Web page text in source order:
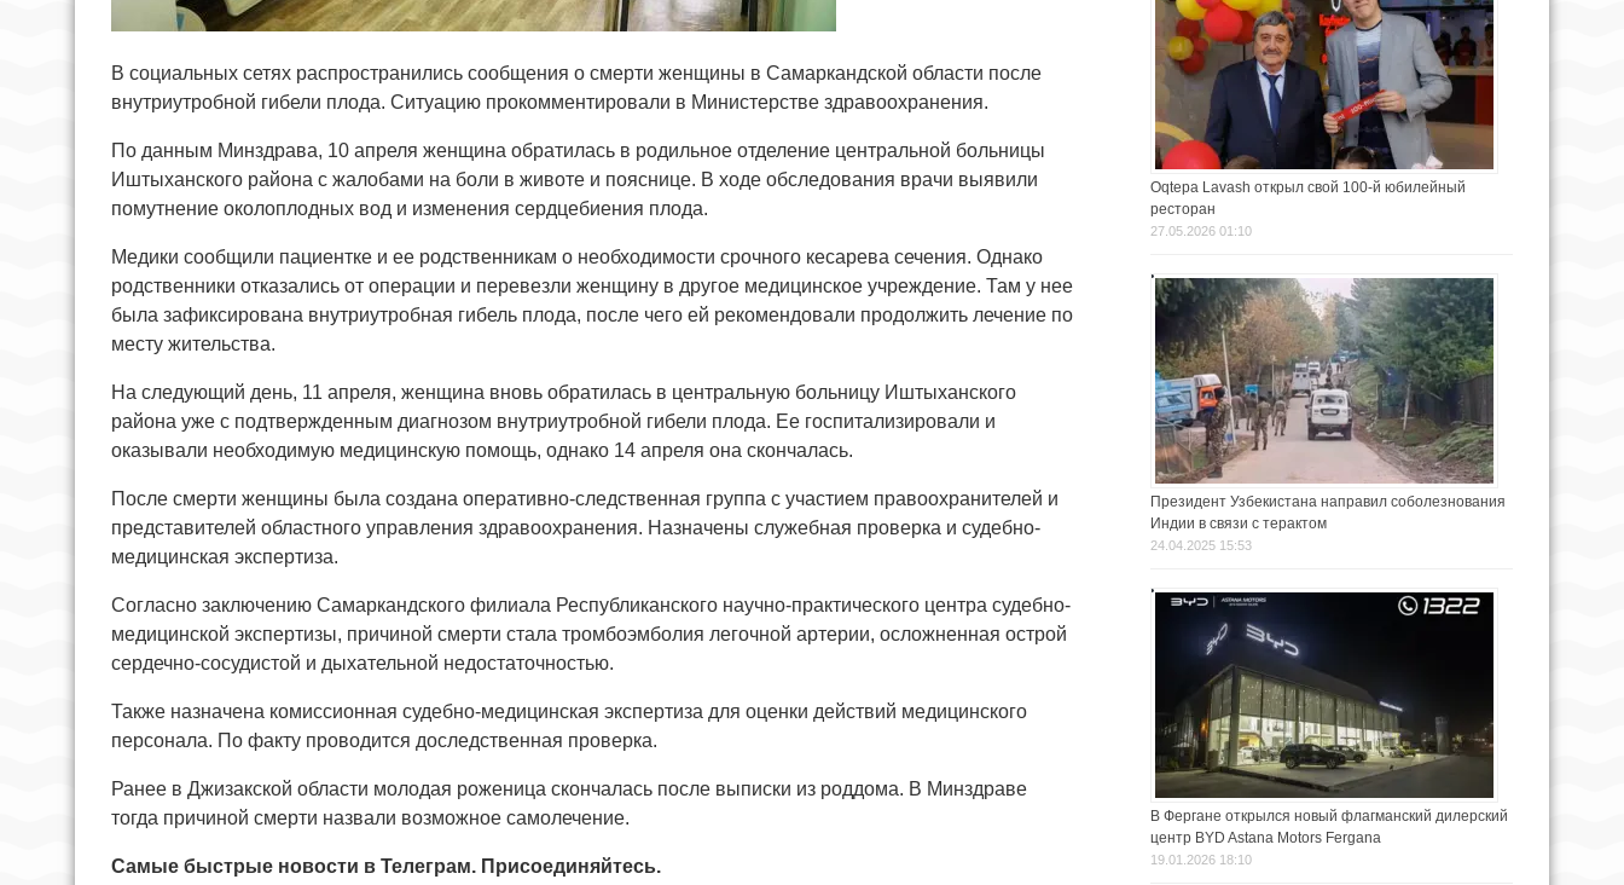
В социальных сетях распространились сообщения о смерти женщины в Самаркандской области после
внутриутробной гибели плода. Ситуацию прокомментировали в Министерстве здравоохранения.
По данным Минздрава, 10 апреля женщина обратилась в родильное отделение центральной больницы
Иштыханского района с жалобами на боли в животе и пояснице. В ходе обследования врачи выявили
помутнение околоплодных вод и изменения сердцебиения плода.
Медики сообщили пациентке и ее родственникам о необходимости срочного кесарева сечения. Однако
родственники отказались от операции и перевезли женщину в другое медицинское учреждение. Там у нее
была зафиксирована внутриутробная гибель плода, после чего ей рекомендовали продолжить лечение по
месту жительства.
На следующий день, 11 апреля, женщина вновь обратилась в центральную больницу Иштыханского
района уже с подтвержденным диагнозом внутриутробной гибели плода. Ее госпитализировали и
оказывали необходимую медицинскую помощь, однако 14 апреля она скончалась.
После смерти женщины была создана оперативно-следственная группа с участием правоохранителей и
представителей областного управления здравоохранения. Назначены служебная проверка и судебно-
медицинская экспертиза.
Согласно заключению Самаркандского филиала Республиканского научно-практического центра судебно-
медицинской экспертизы, причиной смерти стала тромбоэмболия легочной артерии, осложненная острой
сердечно-сосудистой и дыхательной недостаточностью.
Также назначена комиссионная судебно-медицинская экспертиза для оценки действий медицинского
персонала. По факту проводится доследственная проверка.
Ранее в Джизакской области молодая роженица скончалась после выписки из роддома. В Минздраве
тогда причиной смерти назвали возможное самолечение.
Самые быстрые новости в Телеграм. Присоединяйтесь.
Oqtepa Lavash открыл свой 100-й юбилейный
ресторан
27.05.2026 01:10
Президент Узбекистана направил соболезнования
Индии в связи с терактом
24.04.2025 15:53
В Фергане открылся новый флагманский дилерский
центр BYD Astana Motors Fergana
19.01.2026 18:10